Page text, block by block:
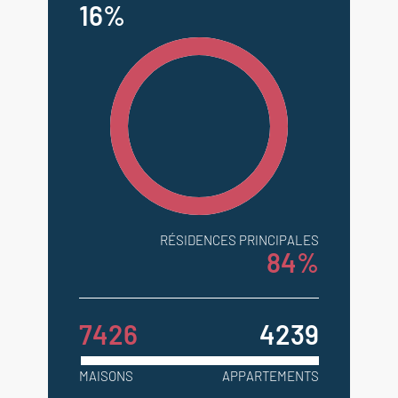
16%
RÉSIDENCES PRINCIPALES
84%
7426 4239
MAISONS APPARTEMENTS